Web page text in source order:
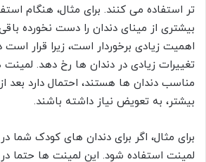
تر استفاده می کنند. برای مثال، هنگام
بیشتری از مینای دندان را دست نخورده
اهمیت زیادی برخوردار است، زیرا قرار
تغییرات زیادی در دندان ها رخ دهد. لمینت
مناسب دندان ها هستند، احتمال دارد بعد
بیشتر، به تعویض نیاز داشته باشند.